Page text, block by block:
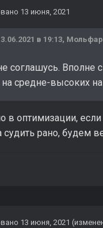
13 июня, 2021
в 19:13, Мольфар
соглашусь. Вполне
средне-высоких
в оптимизации,
судить рано, будем
13 июня, 2021